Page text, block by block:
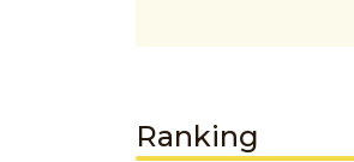
Ranking